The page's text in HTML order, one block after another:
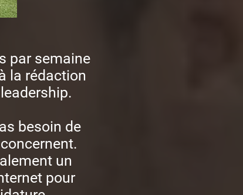
par semaine
la rédaction
besoin de
un
pour